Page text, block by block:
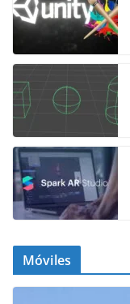
Móviles